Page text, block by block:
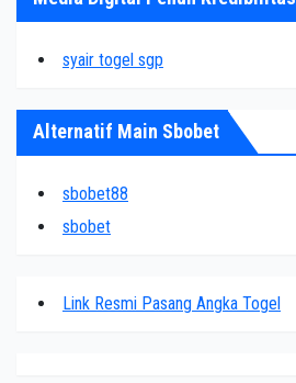
syair togel sgp
Alternatif Main Sbobet
sbobet88
sbobet
Link Resmi Pasang Angka Togel